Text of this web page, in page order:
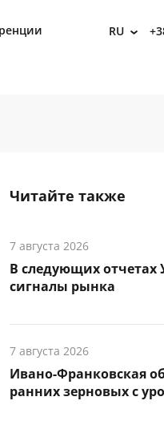
RU ›
Читайте также
7 августа 2026
В следующих отчетах
сигналы рынка
7 августа 2026
Ивано-Франковская
ранних зерновых с